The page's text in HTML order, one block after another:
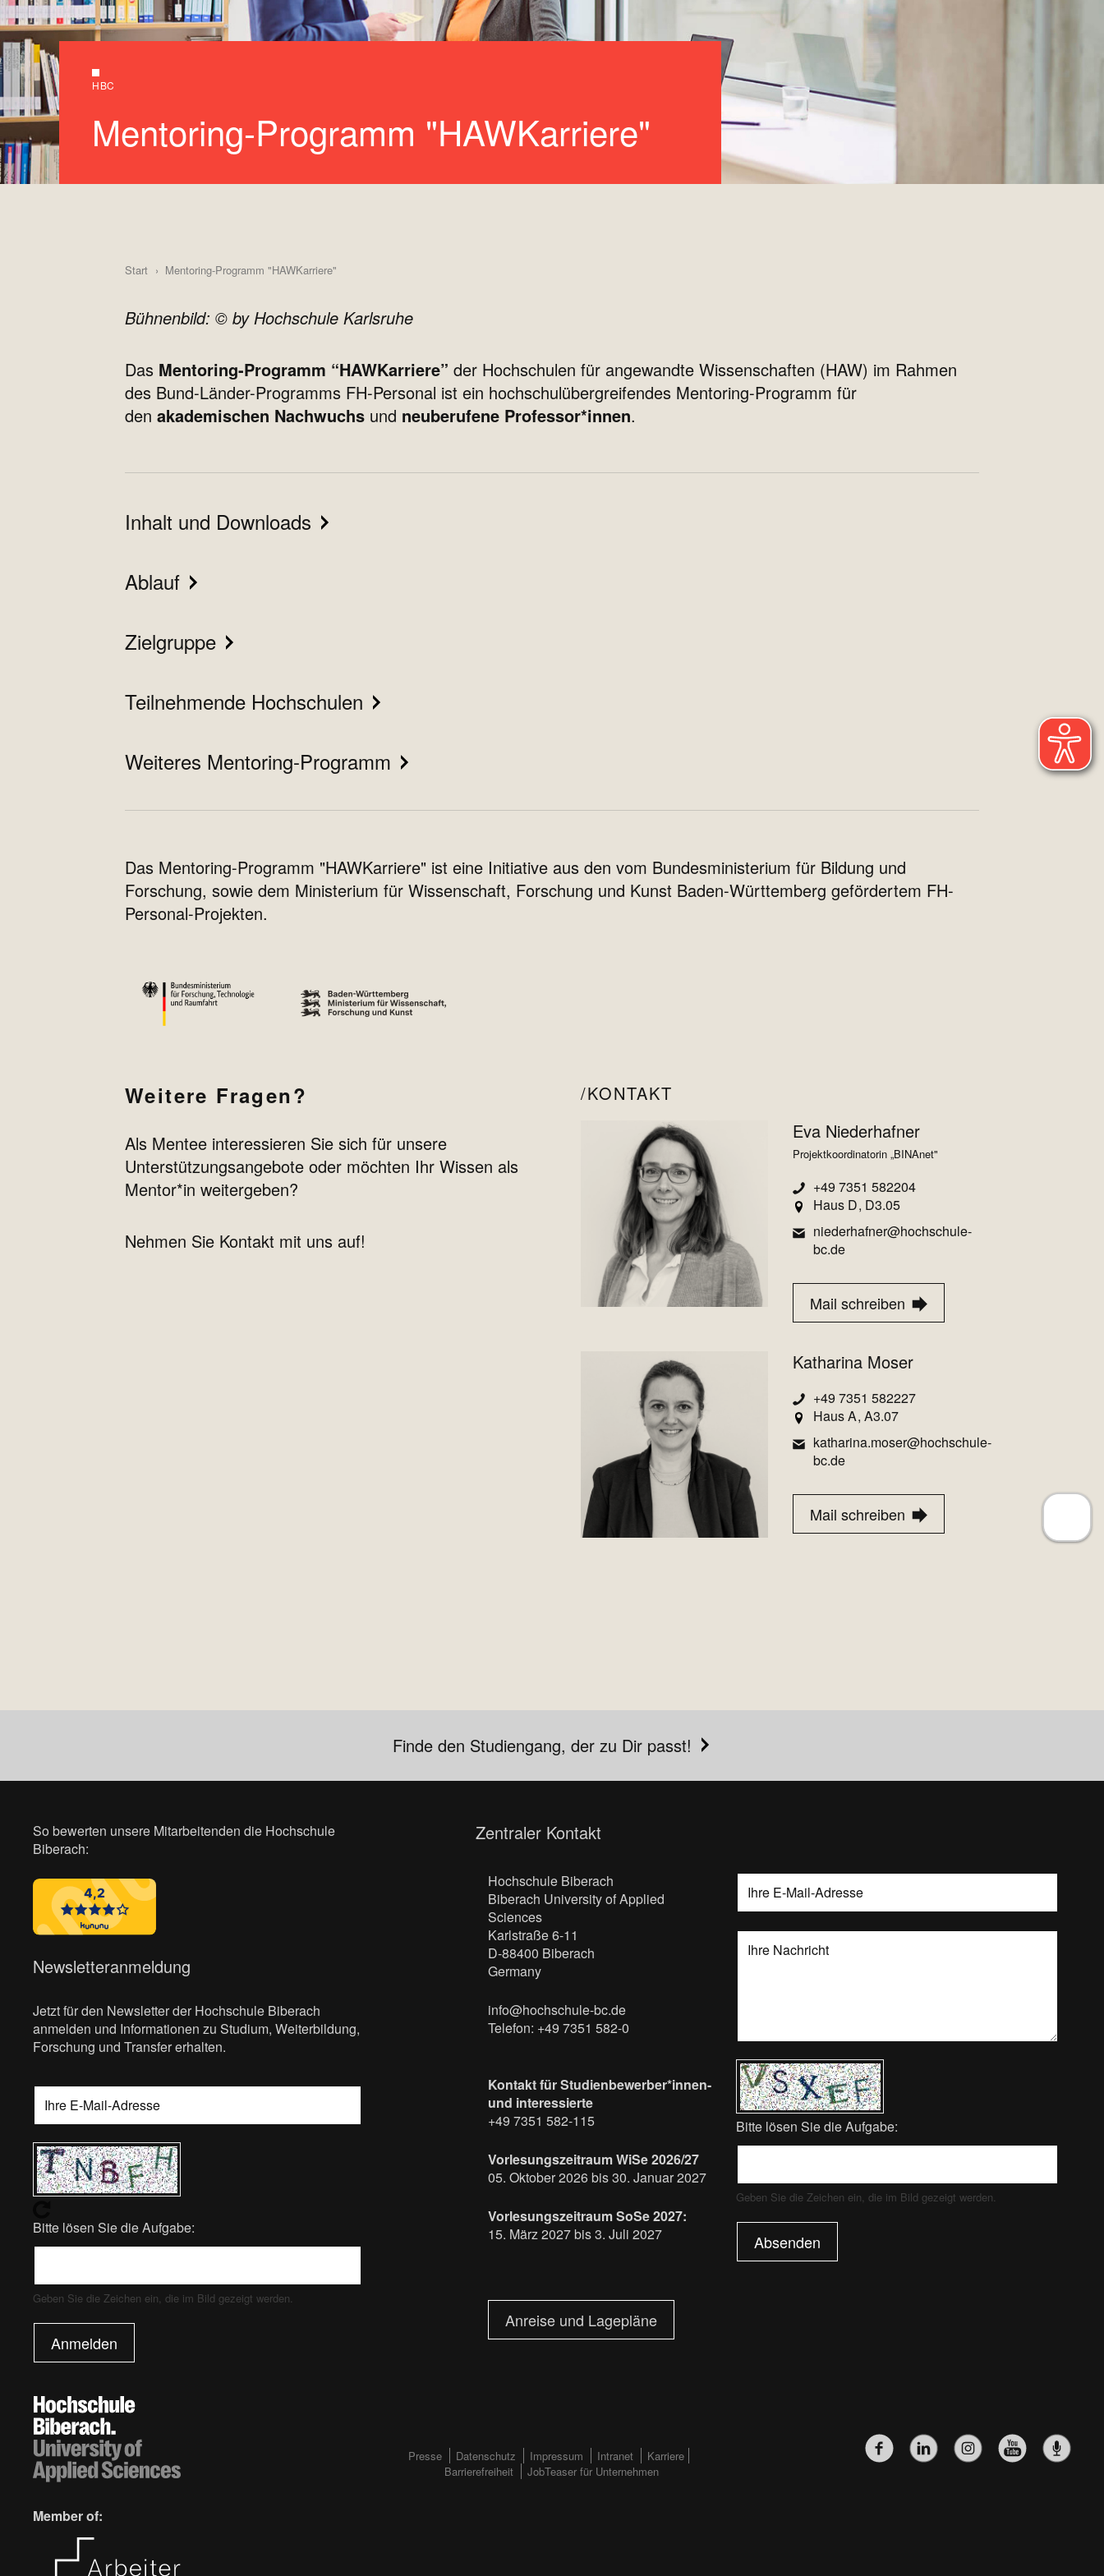
HBC
Mentoring-Programm "HAWKarriere"
Start Mentoring-Programm "HAWKarriere"
Bühnenbild: © by Hochschule Karlsruhe
Das Mentoring-Programm “HAWKarriere” der Hochschulen für angewandte Wissenschaften (HAW) im Rahmen
des Bund-Länder-Programms FH-Personal ist ein hochschulübergreifendes Mentoring-Programm für
den akademischen Nachwuchs und neuberufene Professor*innen.
Inhalt und Downloads
Ablauf
Zielgruppe
Teilnehmende Hochschulen
Weiteres Mentoring-Programm
Das Mentoring-Programm "HAWKarriere" ist eine Initiative aus den vom Bundesministerium für Bildung und
Forschung, sowie dem Ministerium für Wissenschaft, Forschung und Kunst Baden-Württemberg gefördertem FH-
Personal-Projekten.
Weitere Fragen?
Als Mentee interessieren Sie sich für unsere
Unterstützungsangebote oder möchten Ihr Wissen als
Mentor*in weitergeben?
Nehmen Sie Kontakt mit uns auf!
KONTAKT
Eva Niederhafner
Projektkoordinatorin „BINAnet"
+49 7351 582204
Haus D D3.05
niederhafner@hochschule-
bc.de
Mail schreiben
Katharina Moser
+49 7351 582227
Haus A A3.07
katharina.moser@hochschule-
bc.de
Mail schreiben
Finde den Studiengang, der zu Dir passt!
So bewerten unsere Mitarbeitenden die Hochschule
Biberach:
Newsletteranmeldung
Jetzt für den Newsletter der Hochschule Biberach
anmelden und Informationen zu Studium, Weiterbildung,
Forschung und Transfer erhalten.
Bitte lösen Sie die Aufgabe:
Geben Sie die Zeichen ein, die im Bild gezeigt werden.
Anmelden
Zentraler Kontakt
Hochschule Biberach
Biberach University of Applied
Sciences
Karlstraße 6-11
D-88400 Biberach
Germany
info@hochschule-bc.de
Telefon: +49 7351 582-0
Kontakt für Studienbewerber*innen-
und interessierte
+49 7351 582-115
Vorlesungszeitraum WiSe 2026/27
05. Oktober 2026 bis 30. Januar 2027
Vorlesungszeitraum SoSe 2027:
15. März 2027 bis 3. Juli 2027
Anreise und Lagepläne
Bitte lösen Sie die Aufgabe:
Geben Sie die Zeichen ein, die im Bild gezeigt werden.
Absenden
Member of:
FOOTERMENÜ
(HAUPTSEITE)
Presse Datenschutz Impressum Intranet
Karriere
Barrierefreiheit
JobTeaser für Unternehmen
NETZWERKE-